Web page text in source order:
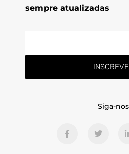
sempre atualizadas
Siga-nos
a
w